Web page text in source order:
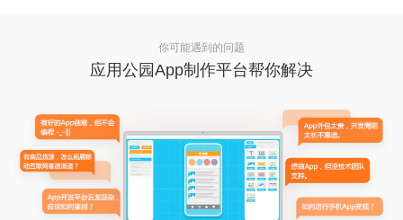
你可能遇到的问题
应用公园App制作平台帮你解决